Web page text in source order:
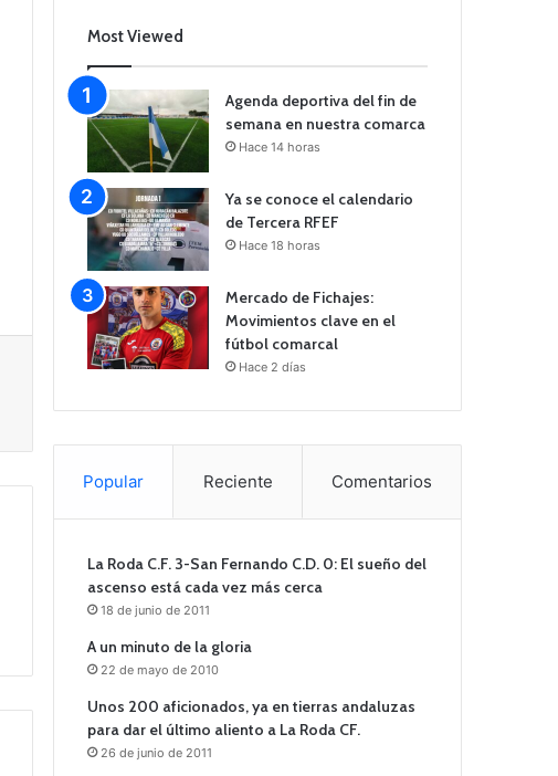
Most Viewed
Agenda deportiva del fin de
semana en nuestra comarca
Hace 14 horas
Ya se conoce el calendario
de Tercera RFEF
Hace 18 horas
Mercado de Fichajes:
Movimientos clave en el
fútbol comarcal
Hace 2 días
Popular Reciente Comentarios
La Roda C.F. 3-San Fernando C.D. 0: El sueño del
ascenso está cada vez más cerca
18 de junio de 2011
A un minuto de la gloria
22 de mayo de 2010
Unos 200 aficionados, ya en tierras andaluzas
para dar el último aliento a La Roda CF.
26 de junio de 2011